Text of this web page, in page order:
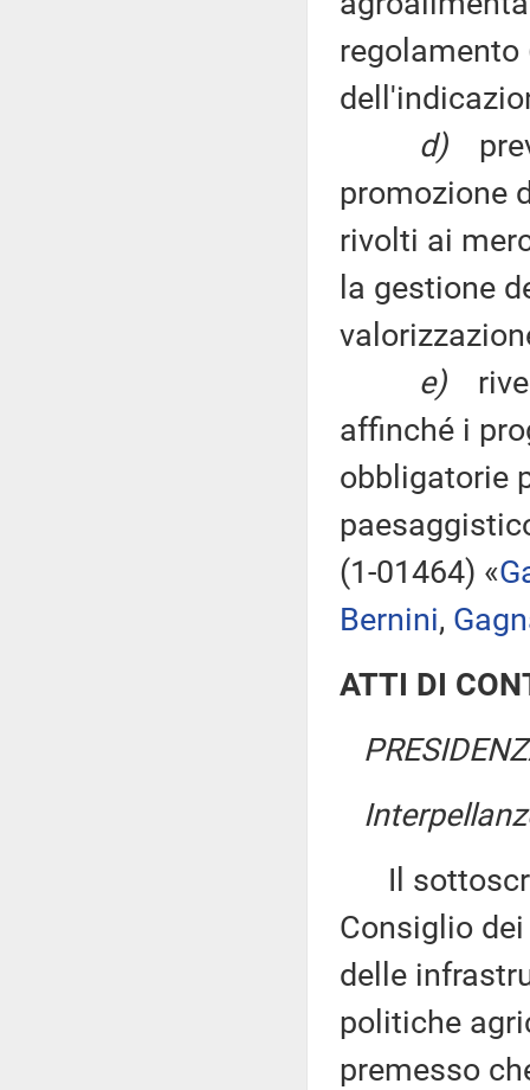
d)
promozione
rivolti ai
la gestione
e)
affinché i
obbligatorie
(1-01464) «
Bernini,
ATTI DI
Il
Consiglio
delle
politiche
premesso